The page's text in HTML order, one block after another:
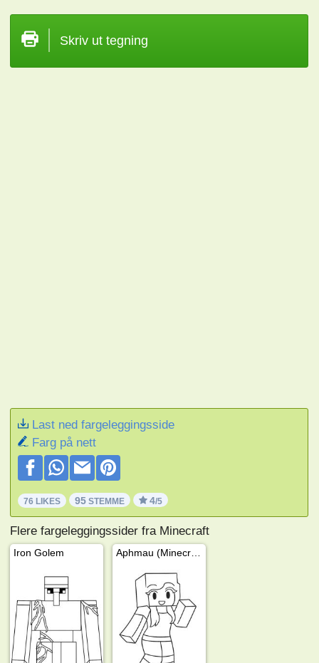
Skriv ut tegning
Last ned fargeleggingsside
Farg på nett
76 LIKES 95 STEMME 4/5
Flere fargeleggingssider fra Minecraft
Iron Golem